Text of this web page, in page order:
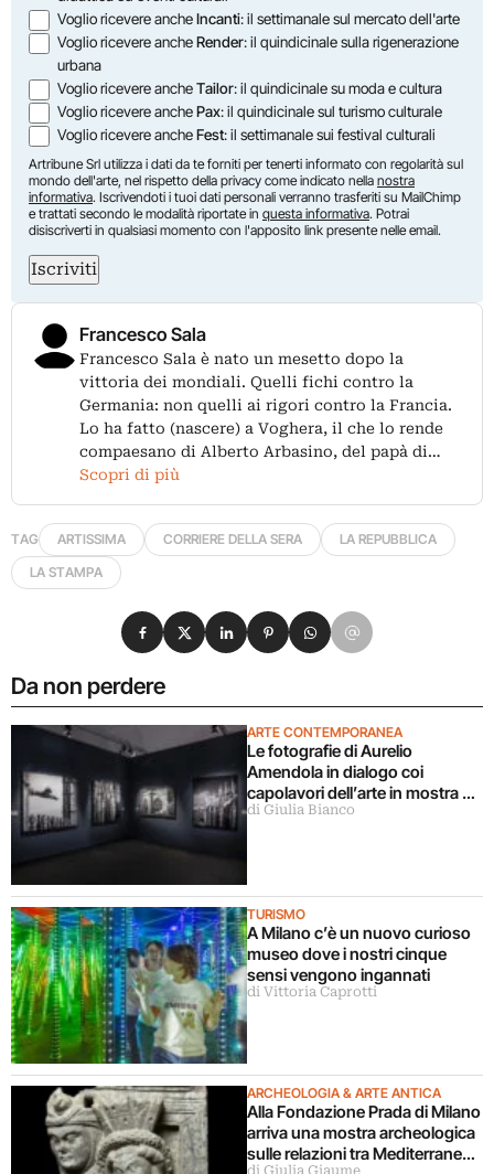
Voglio ricevere ancheIncanti: il settimanale sul mercato dell'arte
Voglio ricevere ancheRender: il quindicinale sulla rigenerazione
urbana
Voglio ricevere ancheTailor: il quindicinale su moda e cultura
Voglio ricevere anchePax: il quindicinale sul turismo culturale
Voglio ricevere ancheFest: il settimanale sui festival culturali
Artribune Srl utilizza i dati da te forniti per tenerti informato con regolarità sul
mondo dell'arte, nel rispetto della privacy come indicato nella nostra
informativa. Iscrivendoti i tuoi dati personali verranno trasferiti su MailChimp
e trattati secondo le modalità riportate in questa informativa. Potrai
disiscriverti in qualsiasi momento con l'apposito link presente nelle email.
Iscriviti
Francesco Sala
Francesco Sala è nato un mesetto dopo la
vittoria dei mondiali. Quelli fichi contro la
Germania: non quelli ai rigori contro la Francia.
Lo ha fatto (nascere) a Voghera, il che lo rende
compaesano di Alberto Arbasino, del papà di…
Scopri di più
TAG ARTISSIMA CORRIERE DELLA SERA
LA REPUBBLICA
LA STAMPA
Da non perdere
ARTE CONTEMPORANEA
Le fotografie di Aurelio
Amendola in dialogo coi
capolavori dell’arte in mostra a
Milano
di Giulia Bianco
TURISMO
A Milano c’è un nuovo curioso
museo dove i nostri cinque
sensi vengono ingannati
di Vittoria Caprotti
ARCHEOLOGIA & ARTE ANTICA
Alla Fondazione Prada di Milano
arriva una mostra archeologica
sulle relazioni tra Mediterraneo
Condividi su Facebook
Condividi su X
Condividi su LinkedIn
Condividi su Pinterest
Condividi su WhatsApp
Condividi su Email